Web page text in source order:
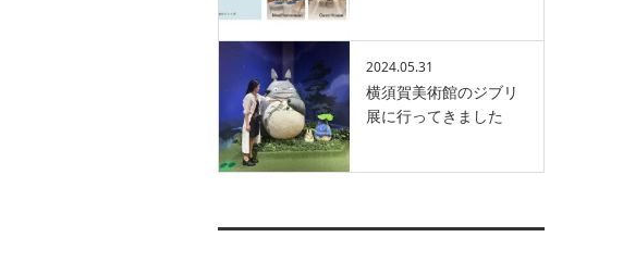
2024.05.31
横須賀美術館のジブリ
展に行ってきました